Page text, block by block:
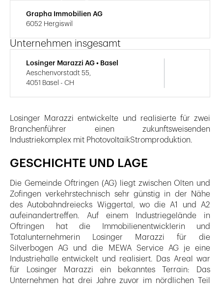
Losinger Marazzi entwickelte und realisierte für zwei
Branchenführer einen zukunftsweisenden
Industriekomplex mit PhotovoltaikStromproduktion.
GESCHICHTE UND LAGE
Die Gemeinde Oftringen (AG) liegt zwischen Olten und
Zofingen verkehrstechnisch sehr günstig in der Nähe
des Autobahndreiecks Wiggertal, wo die A1 und A2
aufeinandertreffen. Auf einem Industriegelände in
Oftringen hat die Immobilienentwicklerin und
Totalunternehmerin Losinger Marazzi für die
Silverbogen AG und die MEWA Service AG je eine
Industriehalle entwickelt und realisiert. Das Areal war
für Losinger Marazzi ein bekanntes Terrain: Das
Unternehmen hat drei Jahre zuvor im nördlichen Teil
Grapha Immobilien AG
6052 Hergiswil
Unternehmen insgesamt
Losinger Marazzi AG • Basel
Aeschenvorstadt 55,
4051 Basel - CH